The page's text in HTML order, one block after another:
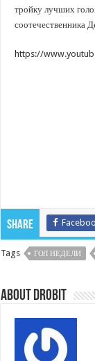
тройку лучших
соотечественника
https://
Share
Tags ГОЛ НЕДЕЛИ
About DroBit